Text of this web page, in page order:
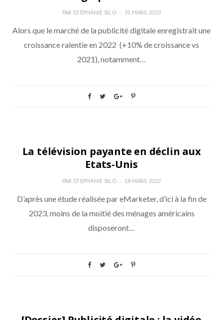
PAR STEPHANIE SILO 31 MARS 2023
Alors que le marché de la publicité digitale enregistrait une
croissance ralentie en 2022 (+10% de croissance vs
2021), notamment…
La télévision payante en déclin aux
Etats-Unis
PAR STEPHANIE SILO 18 MARS 2022
D’après une étude réalisée par eMarketer, d’ici à la fin de
2023, moins de la moitié des ménages américains
disposeront…